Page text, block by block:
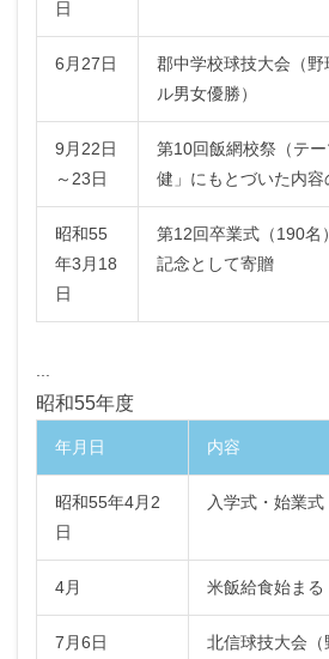
日
6月27日
郡中学校球技大会（
ル男女優勝）
9月22日
～23日
第10回飯網校祭（テ
健」にもとづいた内容
昭和55
年3月18
日
第12回卒業式（190名
記念として寄贈
昭和55年度
年月日 内容
昭和55年4月2
日
入学式・始業式
4月 米飯給食始まる
7月6日 北信球技大会（